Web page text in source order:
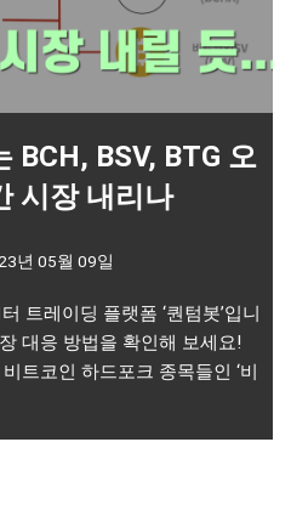
BCH, BSV, BTG 오
시장 내리나
년 05월 09일
트레이딩 플랫폼 ‘퀀텀봇’입니
대응 방법을 확인해 보세요!
트코인 하드포크 종목들인 ‘비